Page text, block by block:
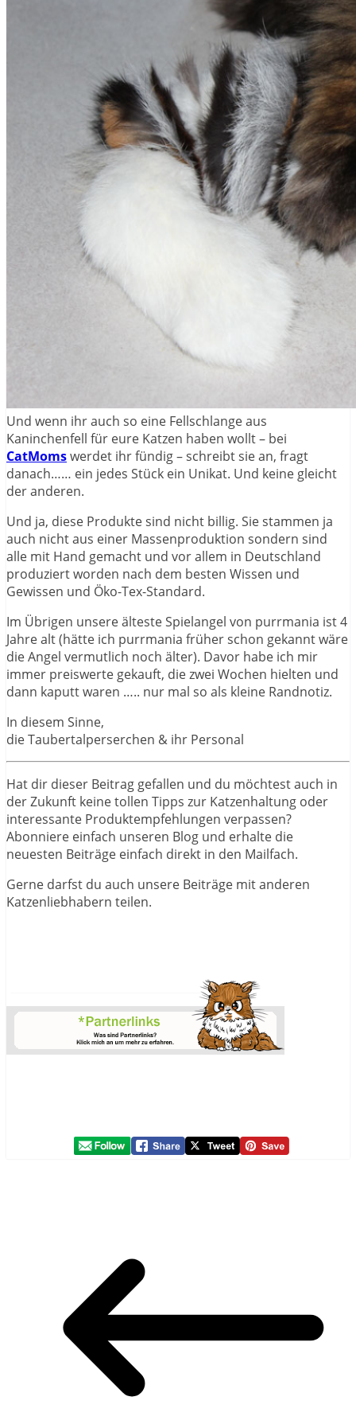
Und wenn ihr auch so eine Fellschlange aus
Kaninchenfell für eure Katzen haben wollt – bei
CatMomswerdet ihr fündig – schreibt sie an, fragt
danach…… ein jedes Stück ein Unikat. Und keine gleicht
der anderen.
Und ja, diese Produkte sind nicht billig. Sie stammen ja
auch nicht aus einer Massenproduktion sondern sind
alle mit Hand gemacht und vor allem in Deutschland
produziert worden nach dem besten Wissen und
Gewissen und Öko-Tex-Standard.
Im Übrigen unsere älteste Spielangel von purrmania ist 4
Jahre alt (hätte ich purrmania früher schon gekannt wäre
die Angel vermutlich noch älter). Davor habe ich mir
immer preiswerte gekauft, die zwei Wochen hielten und
dann kaputt waren ….. nur mal so als kleine Randnotiz.
In diesem Sinne,
die Taubertalperserchen & ihr Personal
Hat dir dieser Beitrag gefallen und du möchtest auch in
der Zukunft keine tollen Tipps zur Katzenhaltung oder
interessante Produktempfehlungen verpassen?
Abonniere einfach unseren Blog und erhalte die
neuesten Beiträge einfach direkt in den Mailfach.
Gerne darfst du auch unsere Beiträge mit anderen
Katzenliebhabern teilen.